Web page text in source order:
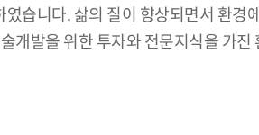
습니다. 삶의 질이 향상되면서 환
개발을 위한 투자와 전문지식을 가